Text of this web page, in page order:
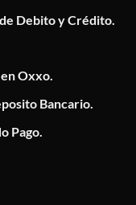
Debito y Crédito.
Oxxo.
Bancario.
Pago.